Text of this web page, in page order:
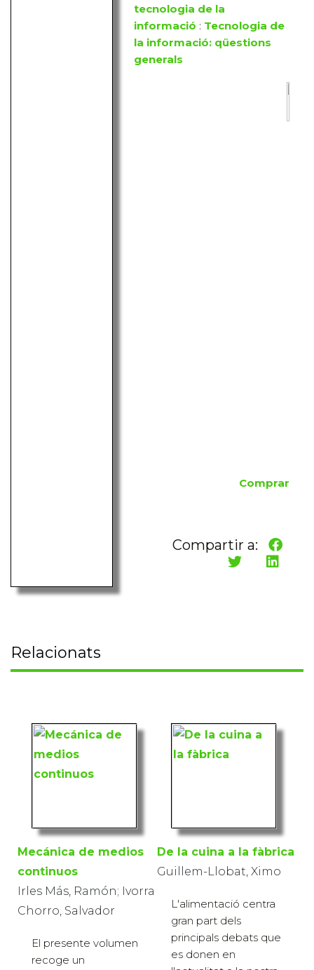
tecnologia de la
informació : Tecnologia de
la informació: qüestions
generals
Comprar
Compartir a:
Relacionats
Mecánica de medios
continuos
Irles Más, Ramón; Ivorra
Chorro, Salvador
El presente volumen
recoge un
De la cuina a la fàbrica
Guillem-Llobat, Ximo
L'alimentació centra
gran part dels
principals debats que
es donen en